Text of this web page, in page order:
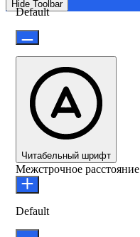
Hide Toolbar
Default
Читабельный шрифт
Межстрочное расстояние
Default